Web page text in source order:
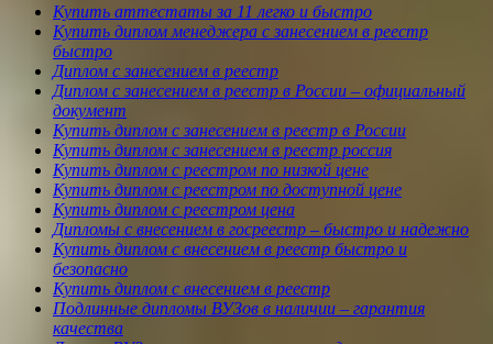
Купить аттестаты за 11 легко и быстро
Купить диплом менеджера с занесением в реестр
быстро
Диплом с занесением в реестр
Диплом с занесением в реестр в России – официальный
документ
Купить диплом с занесением в реестр в России
Купить диплом с занесением в реестр россия
Купить диплом с реестром по низкой цене
Купить диплом с реестром по доступной цене
Купить диплом с реестром цена
Дипломы с внесением в госреестр – быстро и надежно
Купить диплом с внесением в реестр быстро и
безопасно
Купить диплом с внесением в реестр
Подлинные дипломы ВУЗов в наличии – гарантия
качества